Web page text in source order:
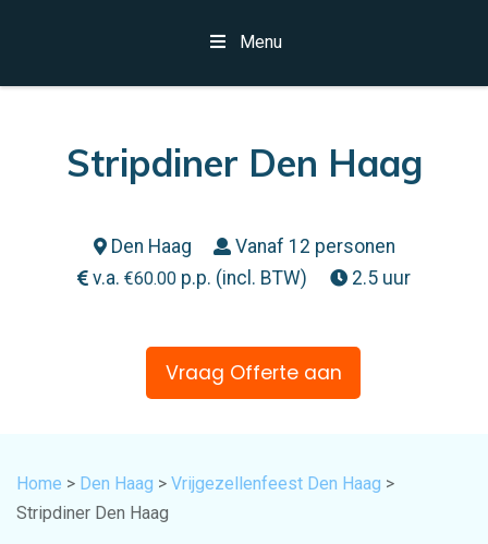
Menu
Stripdiner Den Haag
Den Haag
Vanaf 12 personen
v.a.€60.00 p.p. (incl. BTW) 2.5 uur
Vraag Offerte aan
Home > Den Haag > Vrijgezellenfeest Den Haag >
Stripdiner Den Haag